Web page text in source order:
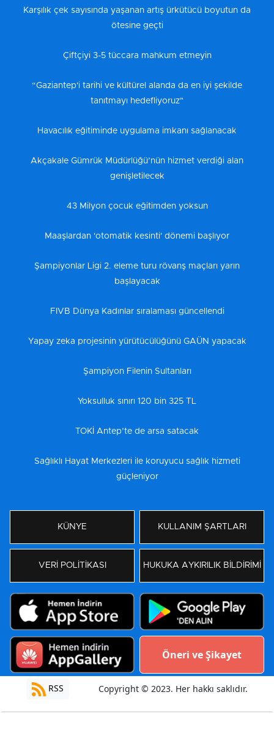
Karşılık çek sayısında yaşanan artış ürkütücü boyutun da
ötesine geçti
Çiftçiyi 3-5 tüccara mahkum etmeyin
“Gaziantep'i tarihi ve kültürel alanda da en iyi şekilde
tanıtmayı hedefliyoruz"
Havacılık eğitiminde uygulama imkanı sağlanacak
Akçakale Gümrük Müdürlüğü’nün hizmet verdiği alan
genişletilecek
43 Milyon çocuk eğitimden yoksun
Maaşlardan 'otomatik kesinti' dönemi başlıyor
Şampiyonlar Ligi 2. eleme turu rövanş maçları yarın
başlayacak
FIVB Dünya Kadınlar sıralaması güncellendi
Yapay zeka projesinin yürütücülüğünü GAÜN yapacak
Şampiyon Filenin Sultanları
Yoksulluk sınırı 120 bin 325 TL
TOKİ Antep’te de arsa satacak
Sağlıklı Hayat Merkezleri ile koruyucu sağlık hizmeti
güçleniyor
KÜNYE KULLANIM ŞARTLARI
VERİ POLİTİKASI HUKUKA AYKIRILIK BİLDİRİMİ
Öneri ve Şikayet
RSS Copyright © 2023. Her hakkı saklıdır.